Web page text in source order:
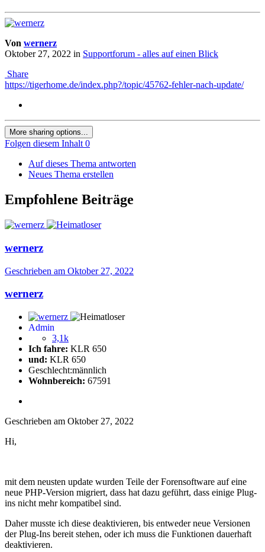
Von wernerz
Oktober 27, 2022 in Supportforum - alles auf einen Blick
Share
https://tigerhome.de/index.php?/topic/45762-fehler-nach-update/
More sharing options...
Folgen diesem Inhalt 0
Auf dieses Thema antworten
Neues Thema erstellen
Empfohlene Beiträge
wernerz
Geschrieben am Oktober 27, 2022
wernerz
Admin
3,1k
Ich fahre: KLR 650
und: KLR 650
Geschlecht:männlich
Wohnbereich: 67591
Geschrieben am Oktober 27, 2022
Hi,
mit dem neusten update wurden Teile der Forensoftware auf eine
neue PHP-Version migriert, dass hat dazu geführt, dass einige Plug-
ins nicht mehr kompatibel sind.
Daher musste ich diese deaktivieren, bis entweder neue Versionen
der Plug-Ins bereit stehen, oder ich muss die Funktionen dauerhaft
deaktivieren.